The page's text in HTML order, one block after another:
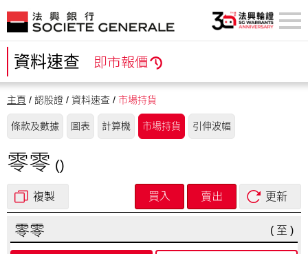
資料速查 即市報價
條款及數據 圖表 計算機 市場持貨 引伸波幅
流通量質素
主頁 / 認股證 / 資料速查 / 市場持貨
零零 ()
複製 買入 賣出 更新
零零 ( 至 )